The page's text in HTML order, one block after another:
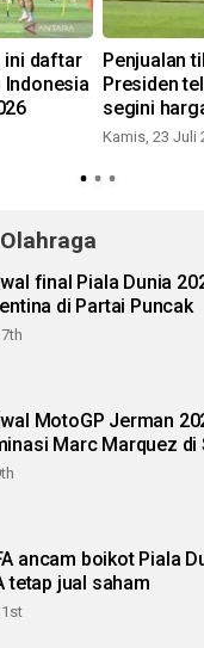
ini daftar
Indonesia
Penjualan
Presiden
segini
Kamis, 23 Juli
final Piala Dunia
di Partai Puncak
MotoGP Jerman
Marc Marquez di
ancam boikot Piala
tetap jual saham